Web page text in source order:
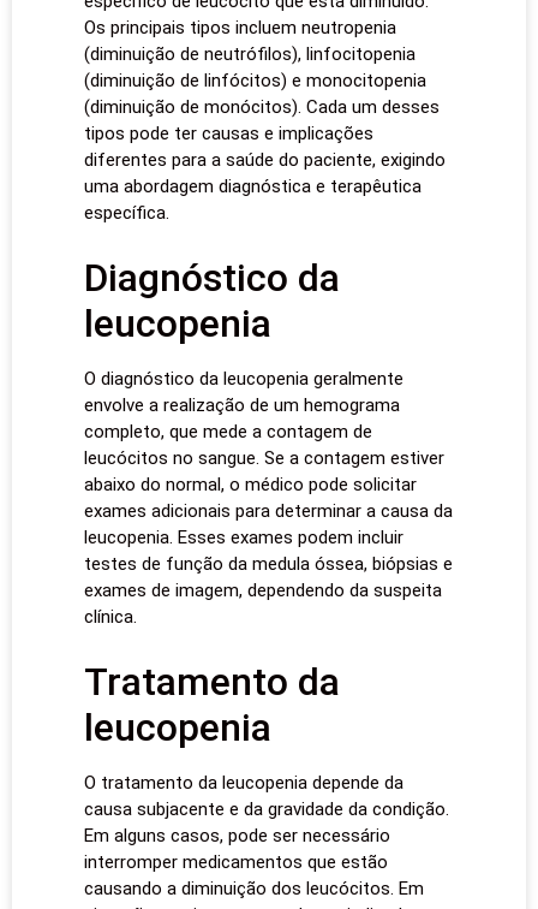
Os principais tipos incluem neutropenia
(diminuição de neutrófilos), linfocitopenia
(diminuição de linfócitos) e monocitopenia
(diminuição de monócitos). Cada um desses
tipos pode ter causas e implicações
diferentes para a saúde do paciente, exigindo
uma abordagem diagnóstica e terapêutica
específica.
Diagnóstico da
leucopenia
O diagnóstico da leucopenia geralmente
envolve a realização de um hemograma
completo, que mede a contagem de
leucócitos no sangue. Se a contagem estiver
abaixo do normal, o médico pode solicitar
exames adicionais para determinar a causa da
leucopenia. Esses exames podem incluir
testes de função da medula óssea, biópsias e
exames de imagem, dependendo da suspeita
clínica.
Tratamento da
leucopenia
O tratamento da leucopenia depende da
causa subjacente e da gravidade da condição.
Em alguns casos, pode ser necessário
interromper medicamentos que estão
causando a diminuição dos leucócitos. Em